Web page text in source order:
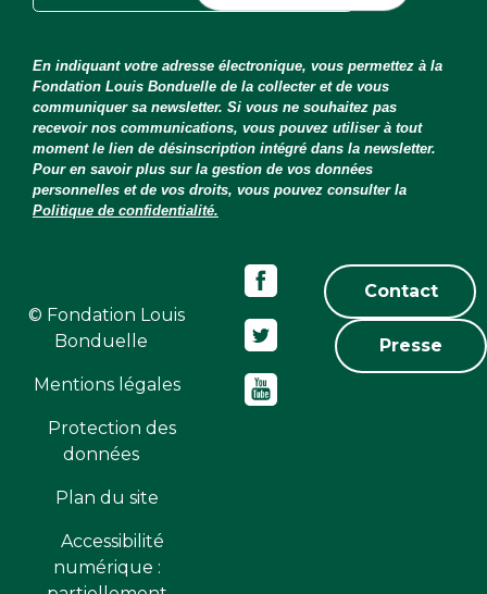
En indiquant votre adresse électronique, vous permettez à la
Fondation Louis Bonduelle de la collecter et de vous
communiquer sa newsletter. Si vous ne souhaitez pas
recevoir nos communications, vous pouvez utiliser à tout
moment le lien de désinscription intégré dans la newsletter.
Pour en savoir plus sur la gestion de vos données
personnelles et de vos droits, vous pouvez consulter la
Politique de confidentialité.
© Fondation Louis
Bonduelle
Mentions légales
Protection des
données
Plan du site
Accessibilité
numérique :
Contact
Presse